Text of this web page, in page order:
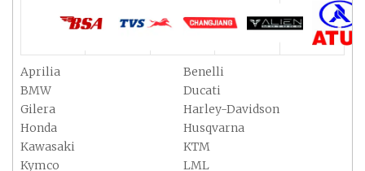
Aprilia
Benelli
BMW
Ducati
Gilera
Harley-Davidson
Honda
Husqvarna
Kawasaki
KTM
Kymco
LML